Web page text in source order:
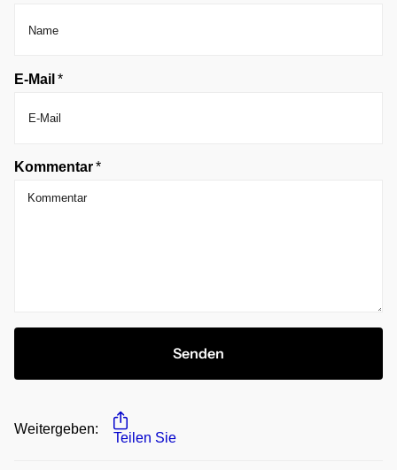
E-Mail *
Kommentar*
Senden
Weitergeben:
Teilen Sie